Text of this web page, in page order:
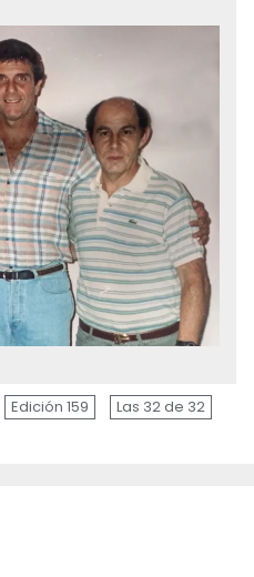
Edición 159 Las 32 de 32